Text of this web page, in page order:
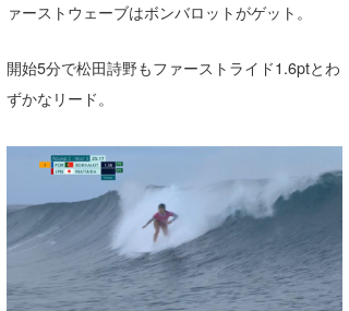
ァーストウェーブはボンバロットがゲット。
開始5分で松田詩野もファーストライド1.6ptとわ
ずかなリード。
VAGY
YUKI☆
たっちー
ハンマー
まっきー